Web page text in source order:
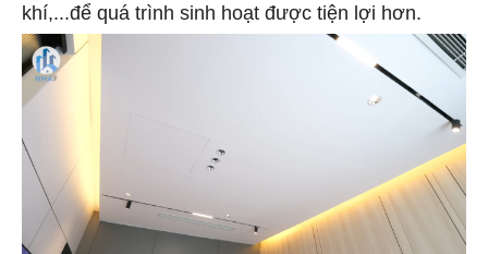
khí,...để quá trình sinh hoạt được tiện lợi hơn.